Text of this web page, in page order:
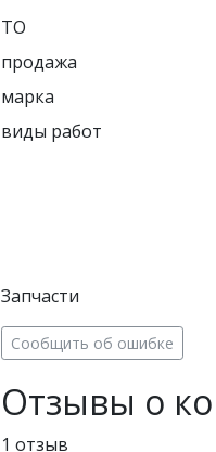
ТО
продажа
марка
виды работ
Запчасти
Сообщить об ошибке
Отзывы о
1 отзыв